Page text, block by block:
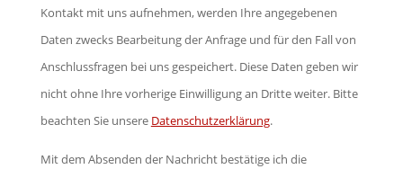
Kontakt mit uns aufnehmen, werden Ihre angegebenen
Daten zwecks Bearbeitung der Anfrage und für den Fall von
Anschlussfragen bei uns gespeichert. Diese Daten geben wir
nicht ohne Ihre vorherige Einwilligung an Dritte weiter. Bitte
beachten Sie unsere Datenschutzerklärung.
Mit dem Absenden der Nachricht bestätige ich die